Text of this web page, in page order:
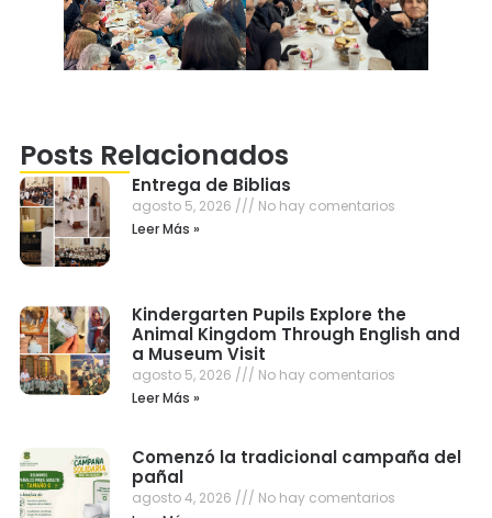
Posts Relacionados
Entrega de Biblias
agosto 5, 2026
No hay comentarios
Leer Más »
Kindergarten Pupils Explore the
Animal Kingdom Through English and
a Museum Visit
agosto 5, 2026
No hay comentarios
Leer Más »
Comenzó la tradicional campaña del
pañal
agosto 4, 2026
No hay comentarios